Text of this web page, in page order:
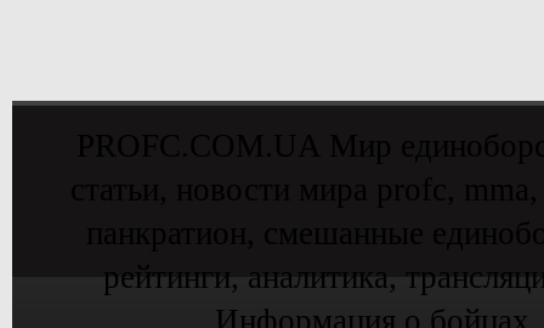
рейтинги, аналитика,
Информация о